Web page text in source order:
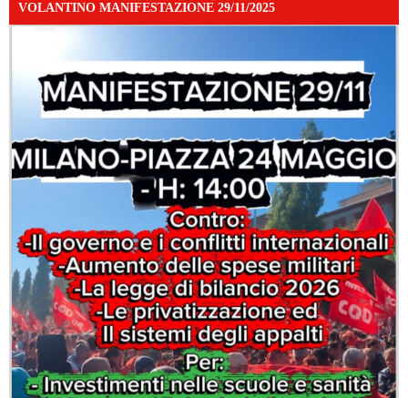
VOLANTINO MANIFESTAZIONE 29/11/2025